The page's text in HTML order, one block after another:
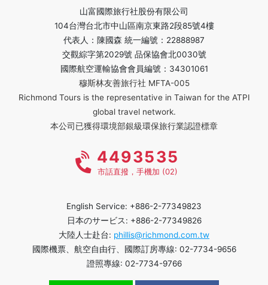
山富國際旅行社股份有限公司
104台灣台北市中山區南京東路2段85號4樓
代表人：陳國森 統一編號：22888987
交觀綜字第2029號 品保協會北0030號
國際航空運輸協會會員編號：34301061
穆斯林友善旅行社 MFTA-005
Richmond Tours is the representative in Taiwan for the ATPI
global travel network.
本公司已獲得環境部銀級環保旅行業認證標章
4493535
市話直撥，手機加 (02)
English Service: +886-2-77349823
日本のサービス: +886-2-77349826
大陸人士赴台: phillis@richmond.com.tw
國際機票、航空自由行、國際訂房專線: 02-7734-9656
證照專線: 02-7734-9766